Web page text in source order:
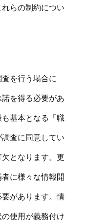
らの制約につい
を行う場合に
を得る必要があ
基本となる「職
査に同意してい
となります。更
に様々な情報開
があります。情
使用が義務付け